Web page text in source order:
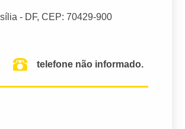
- DF, CEP: 70429-900
telefone não informado.